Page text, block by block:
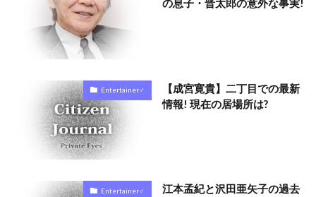
の息子・晋太郎の意外な事実!
Entertainer♂
【成宮寛貴】二丁目での最新
情報! 現在の居場所は?
Entertainer♂
江本孟紀と沢田亜矢子の過去